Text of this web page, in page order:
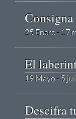
Consigna
25 Enero - 17
El
19 Mayo - 5
Descifra